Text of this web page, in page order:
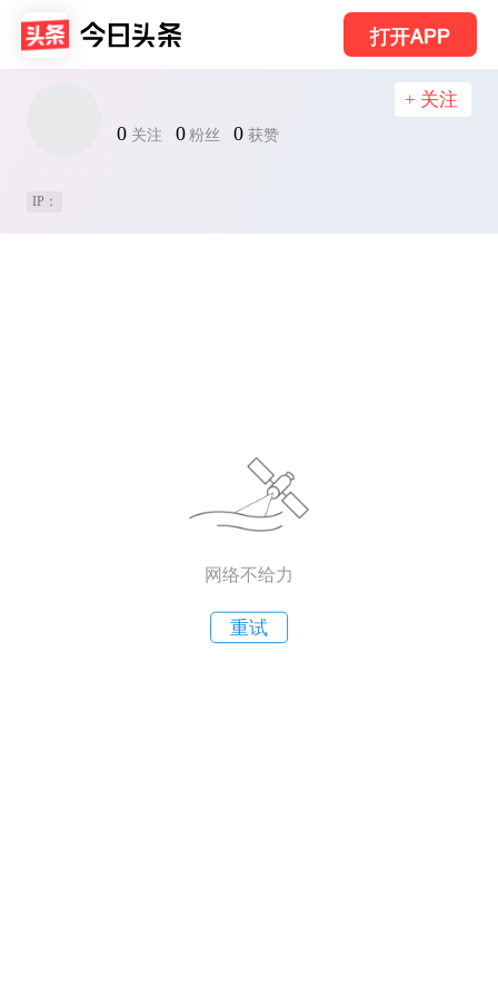
打开APP
0 关注 0 粉丝 0 获赞
+ 关注
IP：
网络不给力
重试